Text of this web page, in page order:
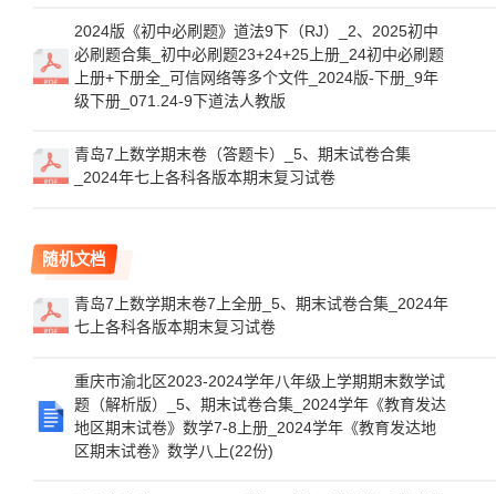
2024版《初中必刷题》道法9下（RJ）_2、2025初中
必刷题合集_初中必刷题23+24+25上册_24初中必刷题
上册+下册全_可信网络等多个文件_2024版-下册_9年
级下册_071.24-9下道法人教版
青岛7上数学期末卷（答题卡）_5、期末试卷合集
_2024年七上各科各版本期末复习试卷
随机文档
青岛7上数学期末卷7上全册_5、期末试卷合集_2024年
七上各科各版本期末复习试卷
重庆市渝北区2023-2024学年八年级上学期期末数学试
题（解析版）_5、期末试卷合集_2024学年《教育发达
地区期末试卷》数学7-8上册_2024学年《教育发达地
区期末试卷》数学八上(22份)